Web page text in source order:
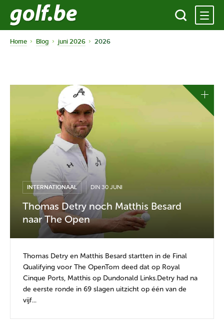
Home Blog juni 2026 2026
INTERNATIONAAL DIN 30 JUNI
Thomas Detry noch Matthis Besard
naar The Open
Thomas Detry en Matthis Besard startten in de Final
Qualifying voor The OpenTom deed dat op Royal
Cinque Ports, Matthis op Dundonald Links.Detry had na
de eerste ronde in 69 slagen uitzicht op één van de
vijf...